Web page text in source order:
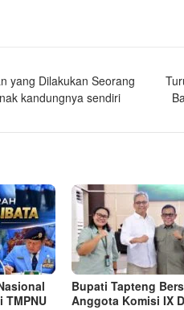
yang Dilakukan Seorang
kandungnya sendiri
TMPNU
Bupati Tapteng
Anggota Komisi IX